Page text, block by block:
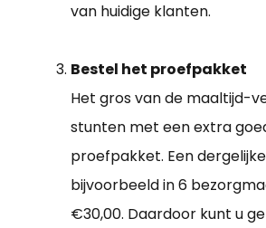
van huidige klanten.
Bestel het proefpakket
Het gros van de maaltijd-
stunten met een extra
proefpakket. Een
bijvoorbeeld in 6
€30,00. Daardoor kunt u